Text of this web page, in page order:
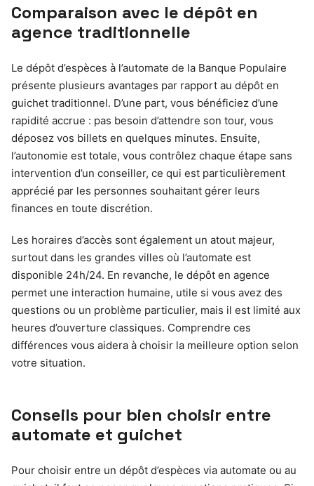
Comparaison avec le dépôt en
agence traditionnelle
Le dépôt d’espèces à l’automate de la Banque Populaire
présente plusieurs avantages par rapport au dépôt en
guichet traditionnel. D’une part, vous bénéficiez d’une
rapidité accrue : pas besoin d’attendre son tour, vous
déposez vos billets en quelques minutes. Ensuite,
l’autonomie est totale, vous contrôlez chaque étape sans
intervention d’un conseiller, ce qui est particulièrement
apprécié par les personnes souhaitant gérer leurs
finances en toute discrétion.
Les horaires d’accès sont également un atout majeur,
surtout dans les grandes villes où l’automate est
disponible 24h/24. En revanche, le dépôt en agence
permet une interaction humaine, utile si vous avez des
questions ou un problème particulier, mais il est limité aux
heures d’ouverture classiques. Comprendre ces
différences vous aidera à choisir la meilleure option selon
votre situation.
Conseils pour bien choisir entre
automate et guichet
Pour choisir entre un dépôt d’espèces via automate ou au